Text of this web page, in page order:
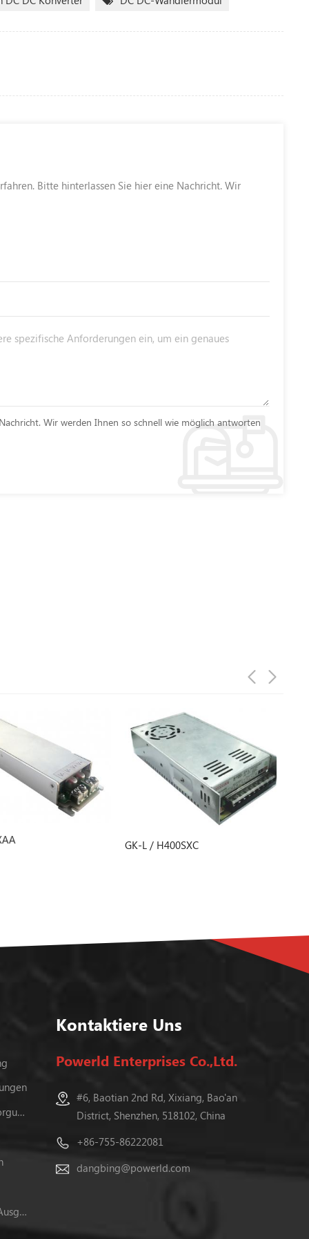
Bitte hinterlassen Sie hier eine Nachricht. Wir
Wir werden Ihnen so schnell wie möglich antworten
GK-L / H400SXC
Programmierbar Gleichstromversorgungen
Gleichstromversorgung Mit Zwei Ausgängen
Kontaktiere Uns
Powerld Enterprises Co.,Ltd.
#6, Baotian 2nd Rd, Xixiang, Bao'an
District, Shenzhen, 518102, China
+86-755-86222081
dangbing@powerld.com